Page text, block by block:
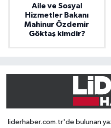
Aile ve Sosyal
Hizmetler Bakanı
Mahinur Özdemir
Göktaş kimdir?
liderhaber.com.tr'de bulunan